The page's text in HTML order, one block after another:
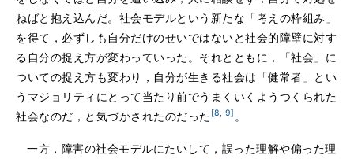
ねばと抱え込んだ。社会モデルという新たな「考えの枠組み」
を得て，必ずしも自分だけのせいではないと社会的障壁に対す
る自分の捉え方が変わっていった。それとともに，「社会」に
ついての捉え方も変わり，自分が生きる社会は「健常者」とい
うマジョリティにとって当たり前でうまくいくようつくられた
社会なのだ，と気づかされたのだった [8, 9] 。
一方，障害の社会モデルにたいして，誤った理解や偏った理